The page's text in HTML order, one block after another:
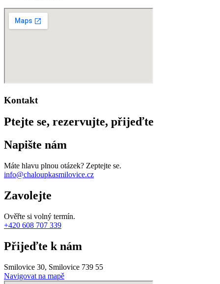
Kontakt
Ptejte se, rezervujte, přijeďte
Napište nám
Máte hlavu plnou otázek? Zeptejte se.
info@chaloupkasmilovice.cz
Zavolejte
Ověřte si volný termín.
+420 608 707 339
Přijeďte k nám
Smilovice 30, Smilovice 739 55
Navigovat na mapě